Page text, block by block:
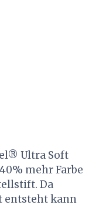
Ultra Soft
mehr Farbe
Da
entsteht kann